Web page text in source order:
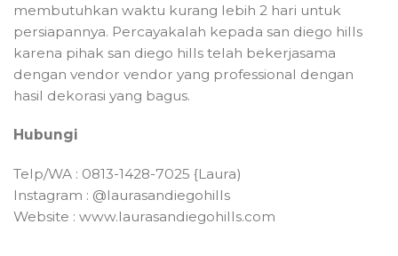
membutuhkan waktu kurang lebih 2 hari untuk
persiapannya. Percayakalah kepada san diego hills
karena pihak san diego hills telah bekerjasama
dengan vendor vendor yang professional dengan
hasil dekorasi yang bagus.
Hubungi
Telp/WA : 0813-1428-7025 {Laura)
Instagram : @laurasandiegohills
Website : www.laurasandiegohills.com